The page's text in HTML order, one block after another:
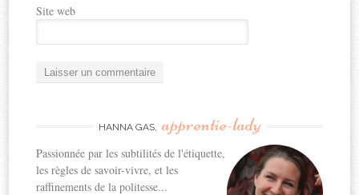
Site web
HANNA GAS, apprentie-lady
Passionnée par les subtilités de l'étiquette,
les règles de savoir-vivre, et les
raffinements de la politesse...